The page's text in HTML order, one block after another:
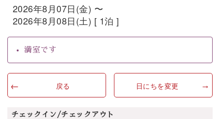
2026年8月07日(金) 〜
2026年8月08日(土) [ 1泊 ]
満室です
戻る 日にちを変更
チェックイン/チェックアウト